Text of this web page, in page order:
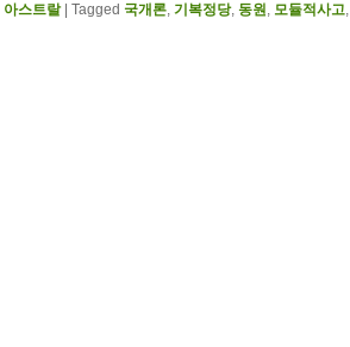
아스트랄 Tagged 국개론, 기복정당, 동원, 모듈적사고,